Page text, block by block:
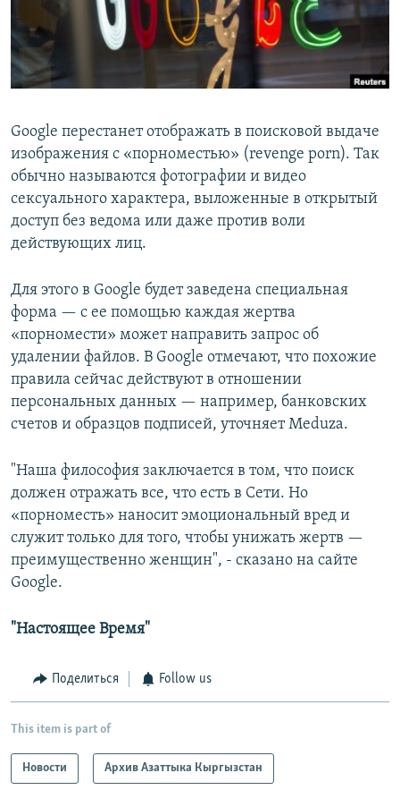
Google перестанет отображать в поисковой выдаче
изображения с «порноместью» (revenge porn). Так
обычно называются фотографии и видео
сексуального характера, выложенные в открытый
доступ без ведома или даже против воли
действующих лиц.
Для этого в Google будет заведена специальная
форма — с ее помощью каждая жертва
«порномести» может направить запрос об
удалении файлов. В Google отмечают, что похожие
правила сейчас действуют в отношении
персональных данных — например, банковских
счетов и образцов подписей, уточняет Meduza.
"Наша философия заключается в том, что поиск
должен отражать все, что есть в Сети. Но
«порноместь» наносит эмоциональный вред и
служит только для того, чтобы унижать жертв —
преимущественно женщин", - сказано на сайте
Google.
"Настоящее Время"
Поделиться Follow us
This item is part of
Новости Архив Азаттыка Кыргызстан